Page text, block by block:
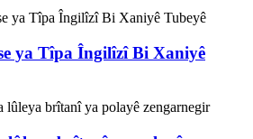
ya Tîpa Îngilîzî Bi Xaniyê